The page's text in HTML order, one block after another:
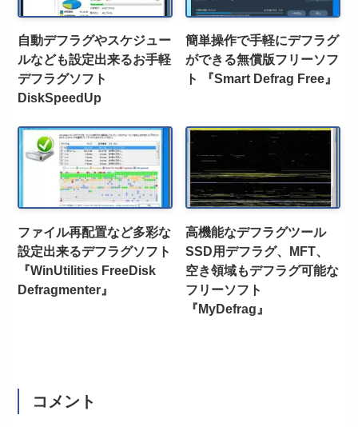
自動デフラグやスケジュー
ルなども設定出来るお手軽
デフラグソフト
DiskSpeedUp
簡単操作で手軽にデフラグ
ができる無償版フリーソフ
ト 『Smart Defrag Free』
ファイル再配置など多彩な
設定出来るデフラグソフト
『WinUtilities FreeDisk
Defragmenter』
高機能なデフラグツール
SSD用デフラグ、MFT、
空き領域もデフラグ可能な
フリーソフト
『MyDefrag』
コメント